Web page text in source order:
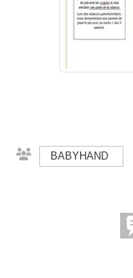
BABYHAND